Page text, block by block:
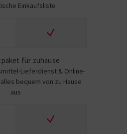
Einkaufsliste
für zuhause
Lieferdienst & Online-
bequem von zu Hause
aus